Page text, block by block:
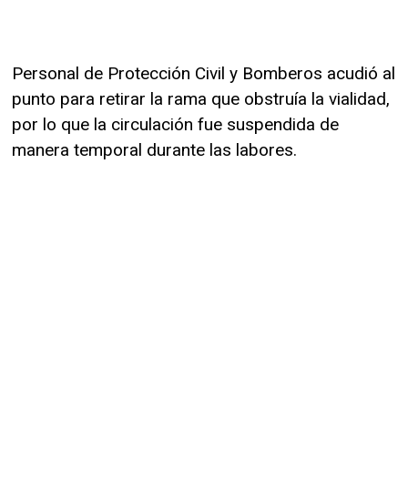
Personal de Protección Civil y Bomberos acudió al
punto para retirar la rama que obstruía la vialidad,
por lo que la circulación fue suspendida de
manera temporal durante las labores.